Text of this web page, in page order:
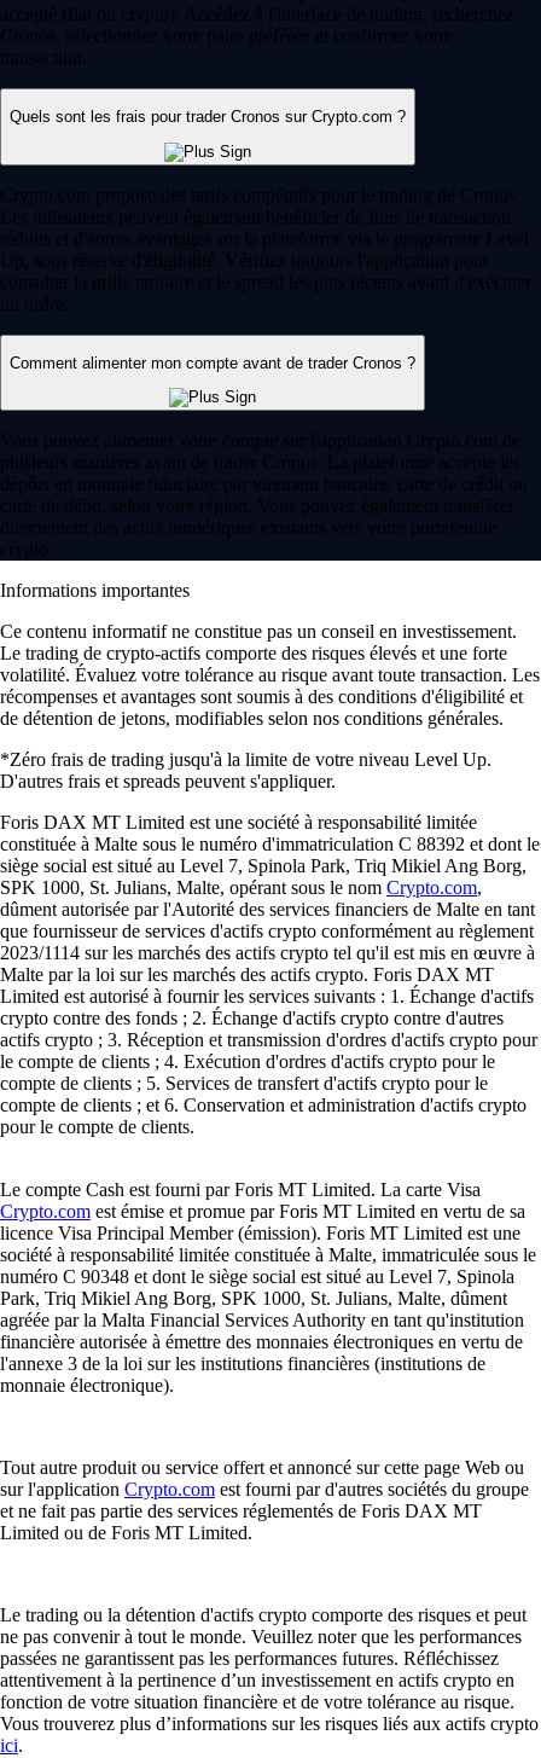
accepté (fiat ou crypto). Accédez à l'interface de trading, recherchez
Cronos, sélectionnez votre paire préférée et confirmez votre
transaction.
Quels sont les frais pour trader Cronos sur Crypto.com ?
Crypto.com propose des tarifs compétitifs pour le trading de Cronos.
Les utilisateurs peuvent également bénéficier de frais de transaction
réduits et d'autres avantages sur la plateforme via le programme Level
Up, sous réserve d'éligibilité. Vérifiez toujours l'application pour
consulter la grille tarifaire et le spread les plus récents avant d'exécuter
un ordre.
Comment alimenter mon compte avant de trader Cronos ?
Vous pouvez alimenter votre compte sur l'application Crypto.com de
plusieurs manières avant de trader Cronos. La plateforme accepte les
dépôts en monnaie fiduciaire par virement bancaire, carte de crédit ou
carte de débit, selon votre région. Vous pouvez également transférer
directement des actifs numériques existants vers votre portefeuille
crypto.
Informations importantes
Ce contenu informatif ne constitue pas un conseil en investissement.
Le trading de crypto-actifs comporte des risques élevés et une forte
volatilité. Évaluez votre tolérance au risque avant toute transaction. Les
récompenses et avantages sont soumis à des conditions d'éligibilité et
de détention de jetons, modifiables selon nos conditions générales.
*Zéro frais de trading jusqu'à la limite de votre niveau Level Up.
D'autres frais et spreads peuvent s'appliquer.
Foris DAX MT Limited est une société à responsabilité limitée
constituée à Malte sous le numéro d'immatriculation C 88392 et dont le
siège social est situé au Level 7, Spinola Park, Triq Mikiel Ang Borg,
SPK 1000, St. Julians, Malte, opérant sous le nom Crypto.com,
dûment autorisée par l'Autorité des services financiers de Malte en tant
que fournisseur de services d'actifs crypto conformément au règlement
2023/1114 sur les marchés des actifs crypto tel qu'il est mis en œuvre à
Malte par la loi sur les marchés des actifs crypto. Foris DAX MT
Limited est autorisé à fournir les services suivants : 1. Échange d'actifs
crypto contre des fonds ; 2. Échange d'actifs crypto contre d'autres
actifs crypto ; 3. Réception et transmission d'ordres d'actifs crypto pour
le compte de clients ; 4. Exécution d'ordres d'actifs crypto pour le
compte de clients ; 5. Services de transfert d'actifs crypto pour le
compte de clients ; et 6. Conservation et administration d'actifs crypto
pour le compte de clients.
Le compte Cash est fourni par Foris MT Limited. La carte Visa
Crypto.com est émise et promue par Foris MT Limited en vertu de sa
licence Visa Principal Member (émission). Foris MT Limited est une
société à responsabilité limitée constituée à Malte, immatriculée sous le
numéro C 90348 et dont le siège social est situé au Level 7, Spinola
Park, Triq Mikiel Ang Borg, SPK 1000, St. Julians, Malte, dûment
agréée par la Malta Financial Services Authority en tant qu'institution
financière autorisée à émettre des monnaies électroniques en vertu de
l'annexe 3 de la loi sur les institutions financières (institutions de
monnaie électronique).
Tout autre produit ou service offert et annoncé sur cette page Web ou
sur l'application Crypto.com est fourni par d'autres sociétés du groupe
et ne fait pas partie des services réglementés de Foris DAX MT
Limited ou de Foris MT Limited.
Le trading ou la détention d'actifs crypto comporte des risques et peut
ne pas convenir à tout le monde. Veuillez noter que les performances
passées ne garantissent pas les performances futures. Réfléchissez
attentivement à la pertinence d’un investissement en actifs crypto en
fonction de votre situation financière et de votre tolérance au risque.
Vous trouverez plus d’informations sur les risques liés aux actifs crypto
ici.